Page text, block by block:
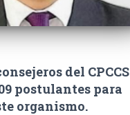
del CPCCS
postulantes para
organismo.